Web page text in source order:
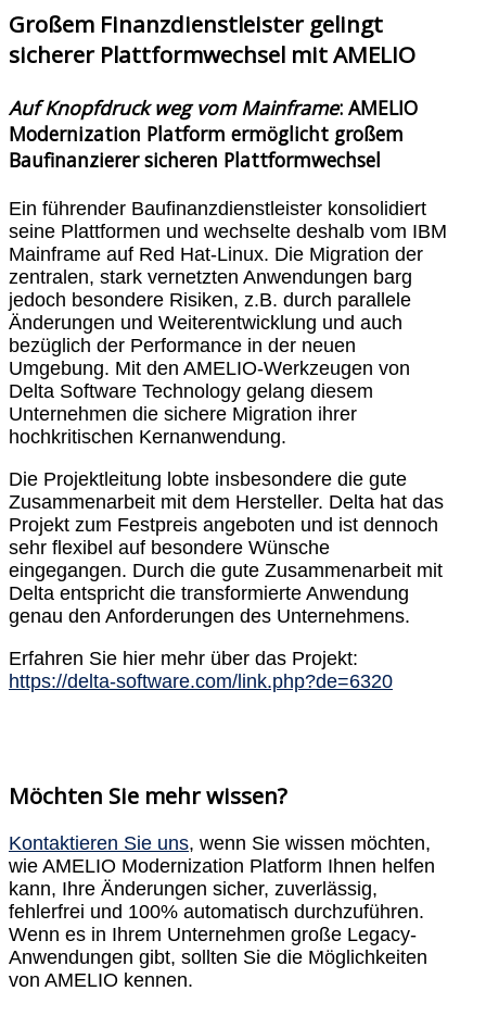
Großem Finanzdienstleister gelingt
sicherer Plattformwechsel mit AMELIO
Auf Knopfdruck weg vom Mainframe: AMELIO
Modernization Platform ermöglicht großem
Baufinanzierer sicheren Plattformwechsel
Ein führender Baufinanzdienstleister konsolidiert
seine Plattformen und wechselte deshalb vom IBM
Mainframe auf Red Hat-Linux. Die Migration der
zentralen, stark vernetzten Anwendungen barg
jedoch besondere Risiken, z.B. durch parallele
Änderungen und Weiterentwicklung und auch
bezüglich der Performance in der neuen
Umgebung. Mit den AMELIO-Werkzeugen von
Delta Software Technology gelang diesem
Unternehmen die sichere Migration ihrer
hochkritischen Kernanwendung.
Die Projektleitung lobte insbesondere die gute
Zusammenarbeit mit dem Hersteller. Delta hat das
Projekt zum Festpreis angeboten und ist dennoch
sehr flexibel auf besondere Wünsche
eingegangen. Durch die gute Zusammenarbeit mit
Delta entspricht die transformierte Anwendung
genau den Anforderungen des Unternehmens.
Erfahren Sie hier mehr über das Projekt:
https://delta-software.com/link.php?de=6320
Möchten Sie mehr wissen?
Kontaktieren Sie uns, wenn Sie wissen möchten,
wie AMELIO Modernization Platform Ihnen helfen
kann, Ihre Änderungen sicher, zuverlässig,
fehlerfrei und 100% automatisch durchzuführen.
Wenn es in Ihrem Unternehmen große Legacy-
Anwendungen gibt, sollten Sie die Möglichkeiten
von AMELIO kennen.